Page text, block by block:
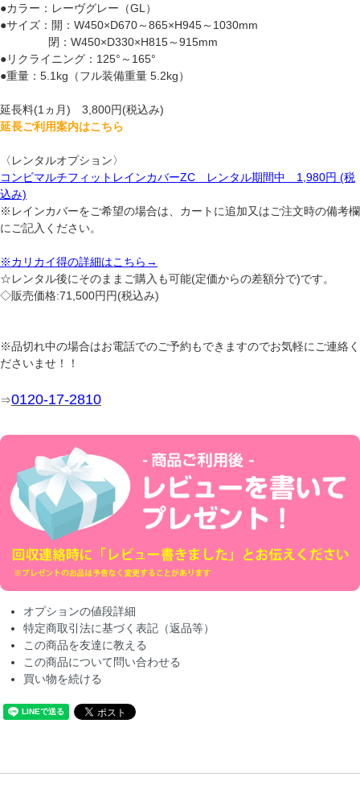
●カラー：レーヴグレー（GL）
●サイズ：開：W450×D670～865×H945～1030mm
閉：W450×D330×H815～915mm
●リクライニング：125°～165°
●重量：5.1kg（フル装備重量 5.2kg）
延長料(1ヵ月) 3,800円(税込み)
延長ご利用案内はこちら
〈レンタルオプション〉
コンビマルチフィットレインカバーZC レンタル期間中 1,980円 (税
込み)
※レインカバーをご希望の場合は、カートに追加又はご注文時の備考欄
にご記入ください。
※カリカイ得の詳細はこちら→
☆レンタル後にそのままご購入も可能(定価からの差額分で)です。
◇販売価格:71,500円円(税込み)
※品切れ中の場合はお電話でのご予約もできますのでお気軽にご連絡く
ださいませ！！
⇒0120-17-2810
オプションの値段詳細
特定商取引法に基づく表記（返品等）
この商品を友達に教える
この商品について問い合わせる
買い物を続ける